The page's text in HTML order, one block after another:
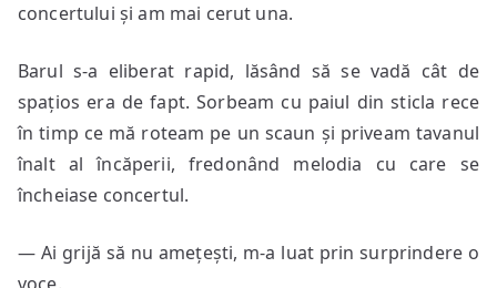
concertului și am mai cerut una.
Barul s-a eliberat rapid, lăsând să se vadă cât de
spațios era de fapt. Sorbeam cu paiul din sticla rece
în timp ce mă roteam pe un scaun și priveam tavanul
înalt al încăperii, fredonând melodia cu care se
încheiase concertul.
— Ai grijă să nu amețești, m-a luat prin surprindere o